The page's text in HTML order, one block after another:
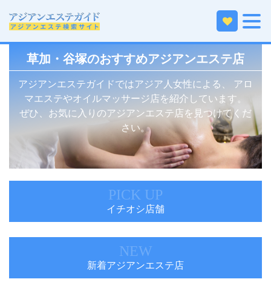
ホーム 関東エリアのアジアンエステ
埼玉のアジアンエステ
草加・谷塚のおすすめアジアンエステ店
アジアンエステガイドではアジア人女性による、
アロ
マエステやオイルマッサージ店を紹介しています。
ぜひ、お気に入りのアジアンエステ店を見つけてくだ
さい。
PICK UP
イチオシ店舗
NEW
新着アジアンエステ店